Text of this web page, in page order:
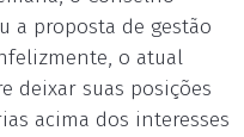
a proposta de gestão
o atual
deixar suas posições
acima dos interesses